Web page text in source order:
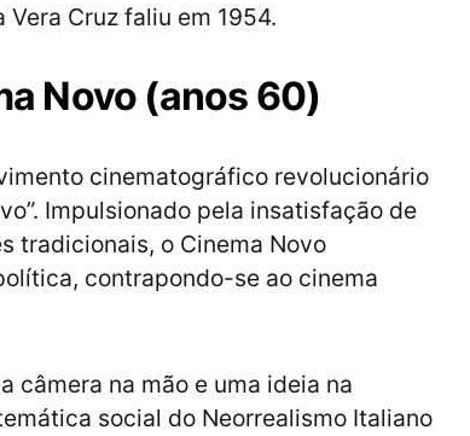
Cruz faliu em 1954.
Novo (anos 60)
cinematográfico revolucionário
Impulsionado pela insatisfação de
tradicionais, o Cinema Novo
contrapondo-se ao cinema
câmera na mão e uma ideia na
social do Neorrealismo Italiano